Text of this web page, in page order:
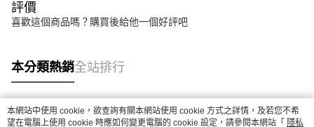
評價
喜歡這個商品嗎？購買後給他一個好評吧
本分類熱銷全站排行
熱門標籤
本網站中使用 cookie，欲查詢有關本網站使用 cookie 方式之詳情，及若您不希
望在電腦上使用 cookie 時應如何變更電腦的 cookie 設定，請參閱本網站「 隱私